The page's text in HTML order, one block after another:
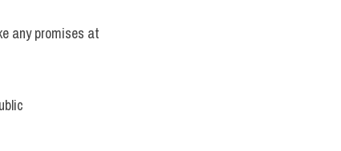
any promises at